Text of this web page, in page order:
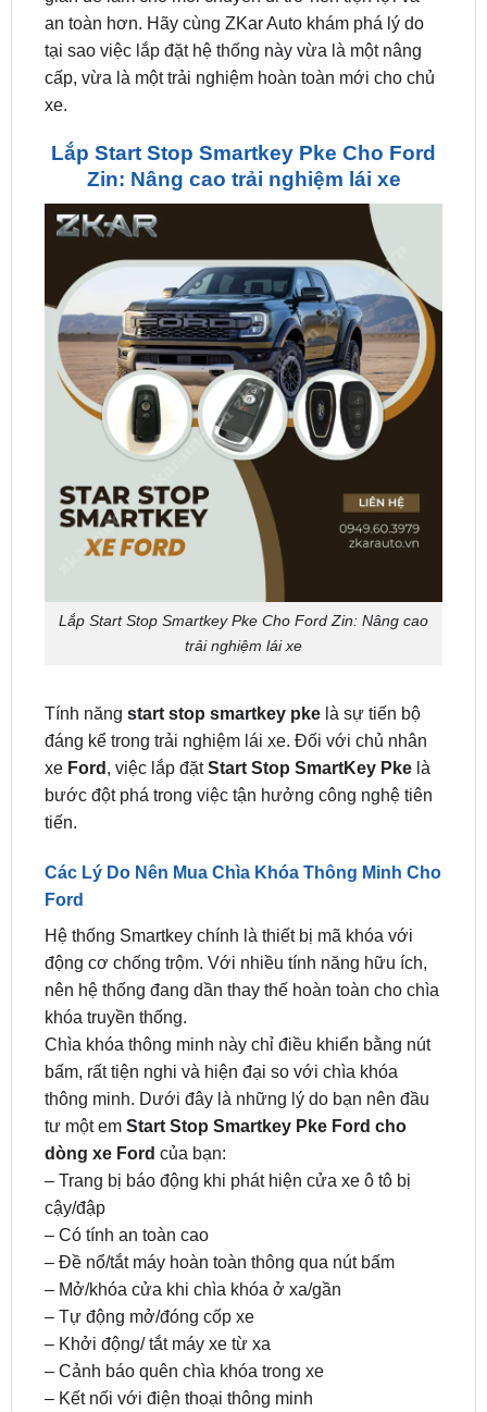
cấp, vừa là một trải nghiệm hoàn toàn mới cho chủ
xe.
Lắp Start Stop Smartkey Pke Cho Ford
Lắp Start Stop Smartkey Pke Cho Ford Zin: Nâng cao
trải nghiệm lái xe
start stop smartkey pke
xeFord, việc lắp đặt Start Stop SmartKey Pkelà
bước đột phá trong việc tận hưởng công nghệ tiên
tiến.
Các Lý Do Nên Mua Chìa Khóa Thông Minh Cho
Hệ thống Smartkey chính là thiết bị mã khóa với
động cơ chống trộm. Với nhiều tính năng hữu ích,
nên hệ thống đang dần thay thế hoàn toàn cho chìa
khóa truyền thống.
Chìa khóa thông minh này chỉ điều khiển bằng nút
bấm, rất tiện nghi và hiện đại so với chìa khóa
thông minh. Dưới đây là những lý do bạn nên đầu
tư một emStart Stop Smartkey Pke Ford cho
dòng xe Fordcủa bạn:
– Trang bị báo động khi phát hiện cửa xe ô tô bị
cậy/đập
– Có tính an toàn cao
– Đề nổ/tắt máy hoàn toàn thông qua nút bấm
– Mở/khóa cửa khi chìa khóa ở xa/gần
– Tự động mở/đóng cốp xe
– Khởi động/ tắt máy xe từ xa
– Cảnh báo quên chìa khóa trong xe
– Kết nối với điện thoại thông minh
Trên thị trường hiện nay, bộ phụ kiện
cho xe ô tôđang được bán rất nhiều và đa dạng